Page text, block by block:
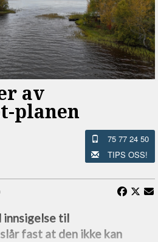
av
planen
75 77 24 50
TIPS OSS!
til
fast at den ikke kan